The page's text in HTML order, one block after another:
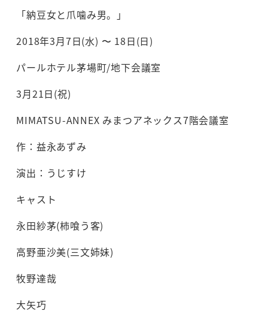
「納豆女と爪噛み男。」
2018年3月7日(水) 〜 18日(日)
パールホテル茅場町/地下会議室
3月21日(祝)
MIMATSU-ANNEX みまつアネックス7階会議室
作：益永あずみ
演出：うじすけ
キャスト
永田紗茅(柿喰う客)
高野亜沙美(三文姉妹)
牧野達哉
大矢巧